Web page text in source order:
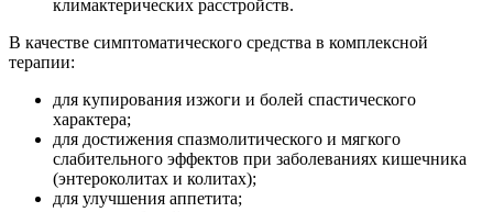
климактерических расстройств.
В качестве симптоматического средства в комплексной
терапии:
для купирования изжоги и болей спастического
характера;
для достижения спазмолитического и мягкого
слабительного эффектов при заболеваниях кишечника
(энтероколитах и колитах);
для улучшения аппетита;